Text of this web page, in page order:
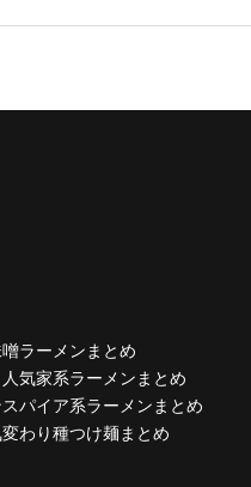
噌ラーメンまとめ
人気家系ラーメンまとめ
スパイア系ラーメンまとめ
変わり種つけ麺まとめ